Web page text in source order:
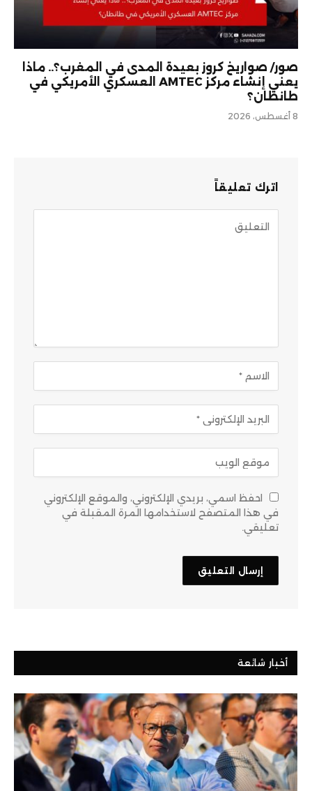
صور/ صواريخ كروز بعيدة المدى في المغرب؟.. ماذا
يعني إنشاء مركز AMTEC العسكري الأمريكي في
طانطان؟
8 أغسطس، 2026
اترك تعليقاً
احفظ اسمي، بريدي الإلكتروني، والموقع الإلكتروني
في هذا المتصفح لاستخدامها المرة المقبلة في
تعليقي.
أخبار شائعة